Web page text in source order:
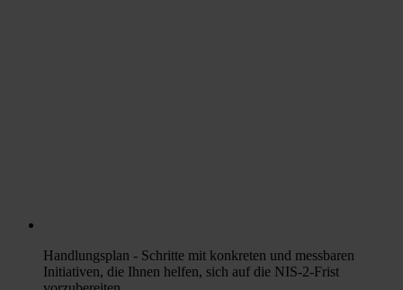
Handlungsplan - Schritte mit konkreten und messbaren
Initiativen, die Ihnen helfen, sich auf die NIS-2-Frist